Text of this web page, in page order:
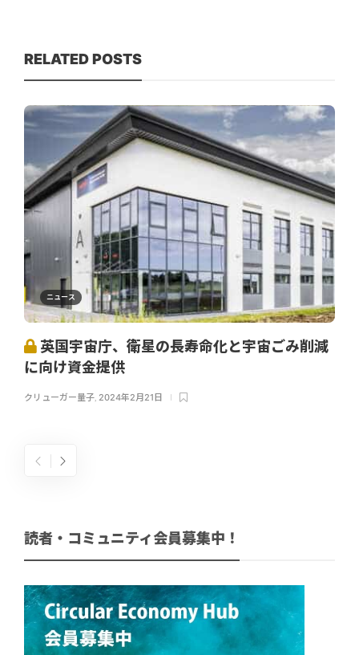
RELATED POSTS
ニュース
英国宇宙庁、衛星の長寿命化と宇宙ごみ削減
に向け資金提供
クリューガー量子, 2024年2月21日
読者・コミュニティ会員募集中！